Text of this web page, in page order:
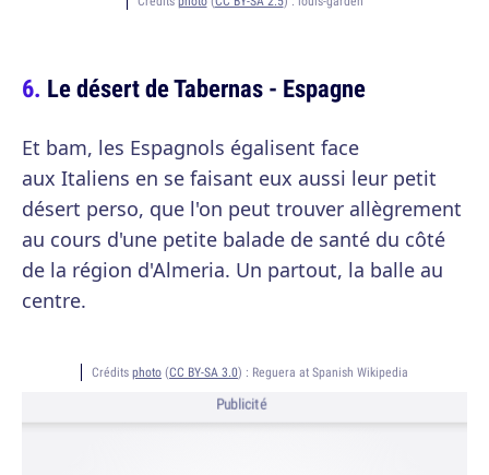
Le désert de Tabernas - Espagne
Et bam, les Espagnols égalisent face
aux Italiens en se faisant eux aussi leur petit
désert perso, que l'on peut trouver allègrement
au cours d'une petite balade de santé du côté
de la région d'Almeria. Un partout, la balle au
centre.
Crédits photo (CC BY-SA 3.0) : Reguera at Spanish Wikipedia
Publicité